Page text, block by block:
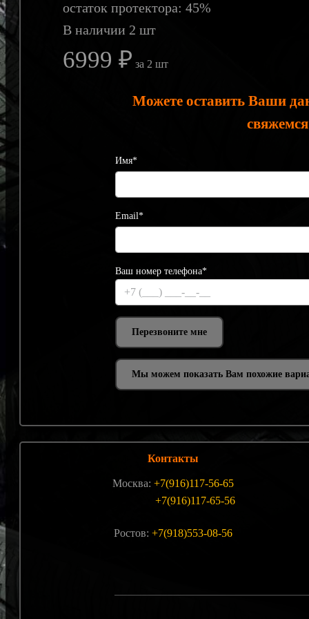
остаток протектора: 45%
В наличии 2 шт
6999 ₽ за 2 шт
Можете оставить Ваши
свяжемся
Имя*
Email*
Ваш номер телефона*
Мы можем показать Вам похожие
Контакты
Москва: +7(916)117-56-65
+7(916)117-65-56
Ростов: +7(918)553-08-56